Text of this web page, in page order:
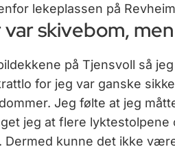
lekeplassen på
skivebom,
på Tjensvoll så
for jeg var ganske
Jeg følte at jeg
jeg at flere
Dermed kunne det ikke